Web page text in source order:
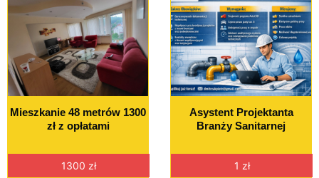
Mieszkanie 48 metrów 1300
zł z opłatami
1300 zł
Asystent Projektanta
Branży Sanitarnej
1 zł